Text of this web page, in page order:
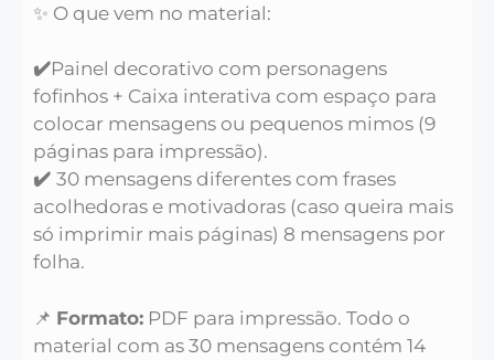
✨ O que vem no material:
✔️Painel decorativo com personagens
fofinhos + Caixa interativa com espaço para
colocar mensagens ou pequenos mimos (9
páginas para impressão).
✔️ 30 mensagens diferentes com frases
acolhedoras e motivadoras (caso queira mais
só imprimir mais páginas) 8 mensagens por
folha.
📌 Formato: PDF para impressão. Todo o
material com as 30 mensagens contém 14